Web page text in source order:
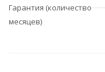
Гарантия (количество
месяцев)